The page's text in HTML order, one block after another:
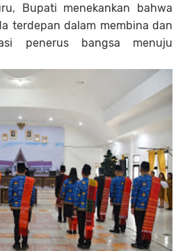
Bupati menekankan bahwa
terdepan dalam membina dan
penerus bangsa menuju